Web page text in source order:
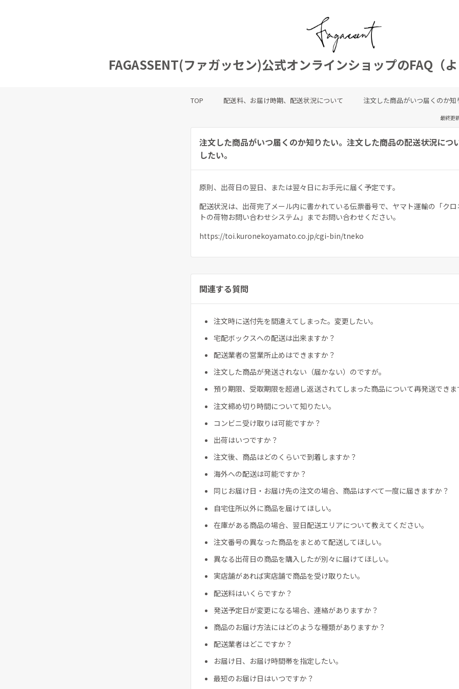
FAGASSENT(ファガッセン)公式オンラインショップのFAQ（
TOP 配送料、お届け時期、配送状況について 注文した商品がいつ届くのか
最終更
注文した商品がいつ届くのか知りたい。注文した商品の配送状況につ
したい。
原則、出荷日の翌日、または翌々日にお手元に届く予定です。
配送状況は、出荷完了メール内に書かれている伝票番号で、ヤマト運輸の「ク
トの荷物お問い合わせシステム」までお問い合わせください。
https://toi.kuronekoyamato.co.jp/cgi-bin/tneko
関連する質問
注文時に送付先を間違えてしまった。変更したい。
宅配ボックスへの配送は出来ますか？
配送業者の営業所止めはできますか？
注文した商品が発送されない（届かない）のですが。
預り期限、受取期限を超過し返送されてしまった商品について再発送でき
注文締め切り時間について知りたい。
コンビニ受け取りは可能ですか？
出荷はいつですか？
注文後、商品はどのくらいで到着しますか？
海外への配送は可能ですか？
同じお届け日・お届け先の注文の場合、商品はすべて一度に届きますか？
自宅住所以外に商品を届けてほしい。
在庫がある商品の場合、翌日配送エリアについて教えてください。
注文番号の異なった商品をまとめて配送してほしい。
異なる出荷日の商品を購入したが別々に届けてほしい。
実店舗があれば実店舗で商品を受け取りたい。
配送料はいくらですか？
発送予定日が変更になる場合、連絡がありますか？
商品のお届け方法にはどのような種類がありますか？
配送業者はどこですか？
お届け日、お届け時間帯を指定したい。
最短のお届け日はいつですか？